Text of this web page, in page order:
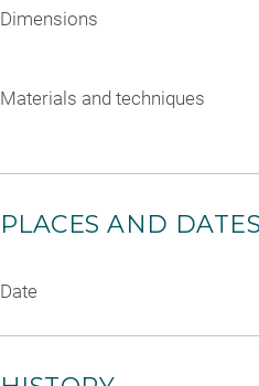
Dimensions
Materials and techniques
PLACES AND DATES
Date